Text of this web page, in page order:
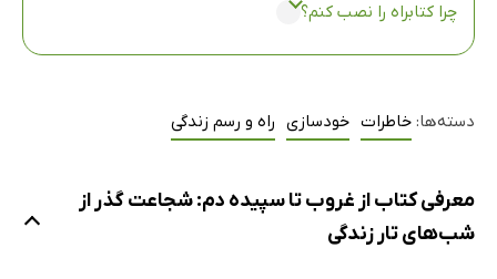
چرا کتابراه را نصب کنم؟
دسته‌ها: خاطرات خودسازی راه و رسم زندگی
معرفی کتاب از غروب تا سپیده دم: شجاعت گذر از
شب‌های تار زندگی